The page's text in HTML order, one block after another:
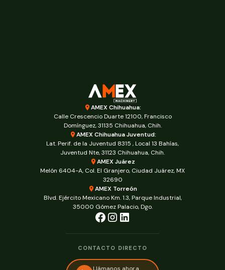
AMEX Chihuahua:
Calle Crescencio Duarte 12100, Francisco
Domínguez, 31135 Chihuahua, Chih.
AMEX Chihuahua Juventud:
Lat. Perif. de la Juventud 8315 , Local 13 Bahías,
Juventud Nte, 31123 Chihuahua, Chih.
AMEX Juárez
Melón 6404-A, Col. El Granjero, Ciudad Juárez, MX
32690
AMEX Torreón
Blvd. Ejército Mexicano Km. 1.3, Parque Industrial,
35000 Gómez Palacio, Dgo.
CONTACTO DIRECTO
Llámanos ahora